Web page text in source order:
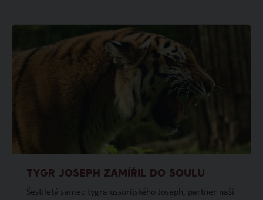
TYGR JOSEPH ZAMÍŘIL DO SOULU
Šestiletý samec tygra ussurijského Joseph, partner naší